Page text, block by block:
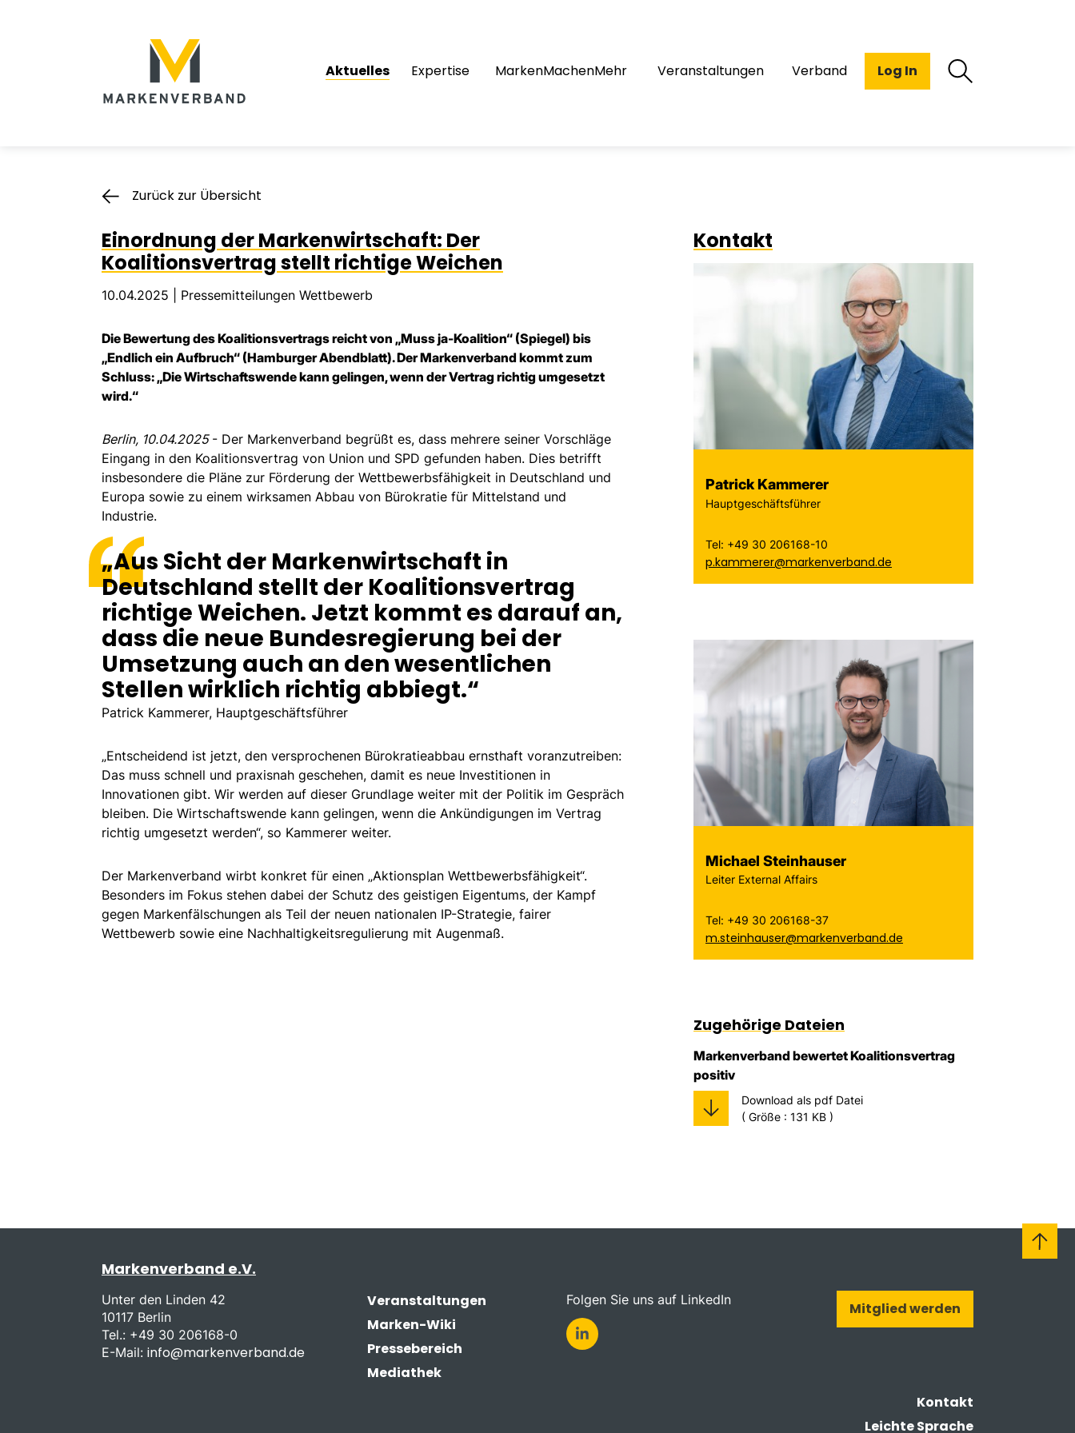
Aktuelles Expertise MarkenMachenMehr Veranstaltungen Verband Log In
Zurück zur Übersicht
Einordnung der Markenwirtschaft: Der
Koalitionsvertrag stellt richtige Weichen
10.04.2025 | Pressemitteilungen Wettbewerb
Die Bewertung des Koalitionsvertrags reicht von „Muss ja-Koalition“ (Spiegel) bis
„Endlich ein Aufbruch“ (Hamburger Abendblatt). Der Markenverband kommt zum
Schluss: „Die Wirtschaftswende kann gelingen, wenn der Vertrag richtig umgesetzt
wird.“
Berlin, 10.04.2025 - Der Markenverband begrüßt es, dass mehrere seiner Vorschläge
Eingang in den Koalitionsvertrag von Union und SPD gefunden haben. Dies betrifft
insbesondere die Pläne zur Förderung der Wettbewerbsfähigkeit in Deutschland und
Europa sowie zu einem wirksamen Abbau von Bürokratie für Mittelstand und
Industrie.
„Aus Sicht der Markenwirtschaft in
Deutschland stellt der Koalitionsvertrag
richtige Weichen. Jetzt kommt es darauf an,
dass die neue Bundesregierung bei der
Umsetzung auch an den wesentlichen
Stellen wirklich richtig abbiegt.“
Patrick Kammerer, Hauptgeschäftsführer
„Entscheidend ist jetzt, den versprochenen Bürokratieabbau ernsthaft voranzutreiben:
Das muss schnell und praxisnah geschehen, damit es neue Investitionen in
Innovationen gibt. Wir werden auf dieser Grundlage weiter mit der Politik im Gespräch
bleiben. Die Wirtschaftswende kann gelingen, wenn die Ankündigungen im Vertrag
richtig umgesetzt werden“, so Kammerer weiter.
Der Markenverband wirbt konkret für einen „Aktionsplan Wettbewerbsfähigkeit“.
Besonders im Fokus stehen dabei der Schutz des geistigen Eigentums, der Kampf
gegen Markenfälschungen als Teil der neuen nationalen IP-Strategie, fairer
Wettbewerb sowie eine Nachhaltigkeitsregulierung mit Augenmaß.
Kontakt
Patrick Kammerer
Hauptgeschäftsführer
Tel: +49 30 206168-10
p.kammerer@markenverband.de
Michael Steinhauser
Leiter External Affairs
Tel: +49 30 206168-37
m.steinhauser@markenverband.de
Zugehörige Dateien
Markenverband bewertet Koalitionsvertrag
positiv
Download als pdf Datei
( Größe : 131 KB )
Markenverband e.V.
Unter den Linden 42
10117 Berlin
Tel.: +49 30 206168-0
E-Mail: info@markenverband.de
Veranstaltungen
Marken-Wiki
Pressebereich
Mediathek
Folgen Sie uns auf LinkedIn Mitglied werden
Kontakt
Leichte Sprache